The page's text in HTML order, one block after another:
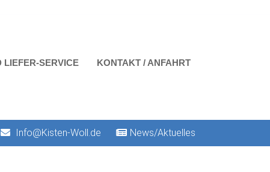
LIEFER-SERVICE KONTAKT / ANFAHRT
Info@Kisten-Woll.de News/Aktuelles